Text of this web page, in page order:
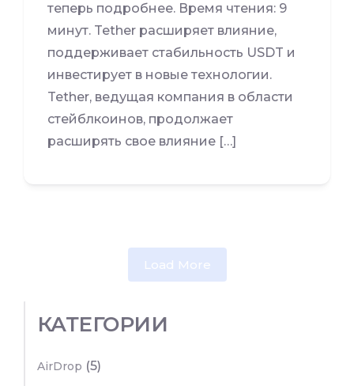
теперь подробнее. Время чтения: 9
минут. Tether расширяет влияние,
поддерживает стабильность USDT и
инвестирует в новые технологии.
Tether, ведущая компания в области
стейблкоинов, продолжает
расширять свое влияние […]
Load More
КАТЕГОРИИ
AirDrop (5)